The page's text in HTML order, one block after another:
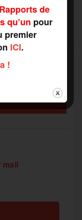
a
g
g
m
Rapports de
qu’un pour
premier
ICI.
!